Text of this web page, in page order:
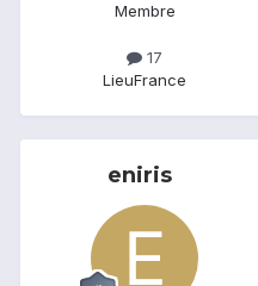
Membre
17
LieuFrance
eniris